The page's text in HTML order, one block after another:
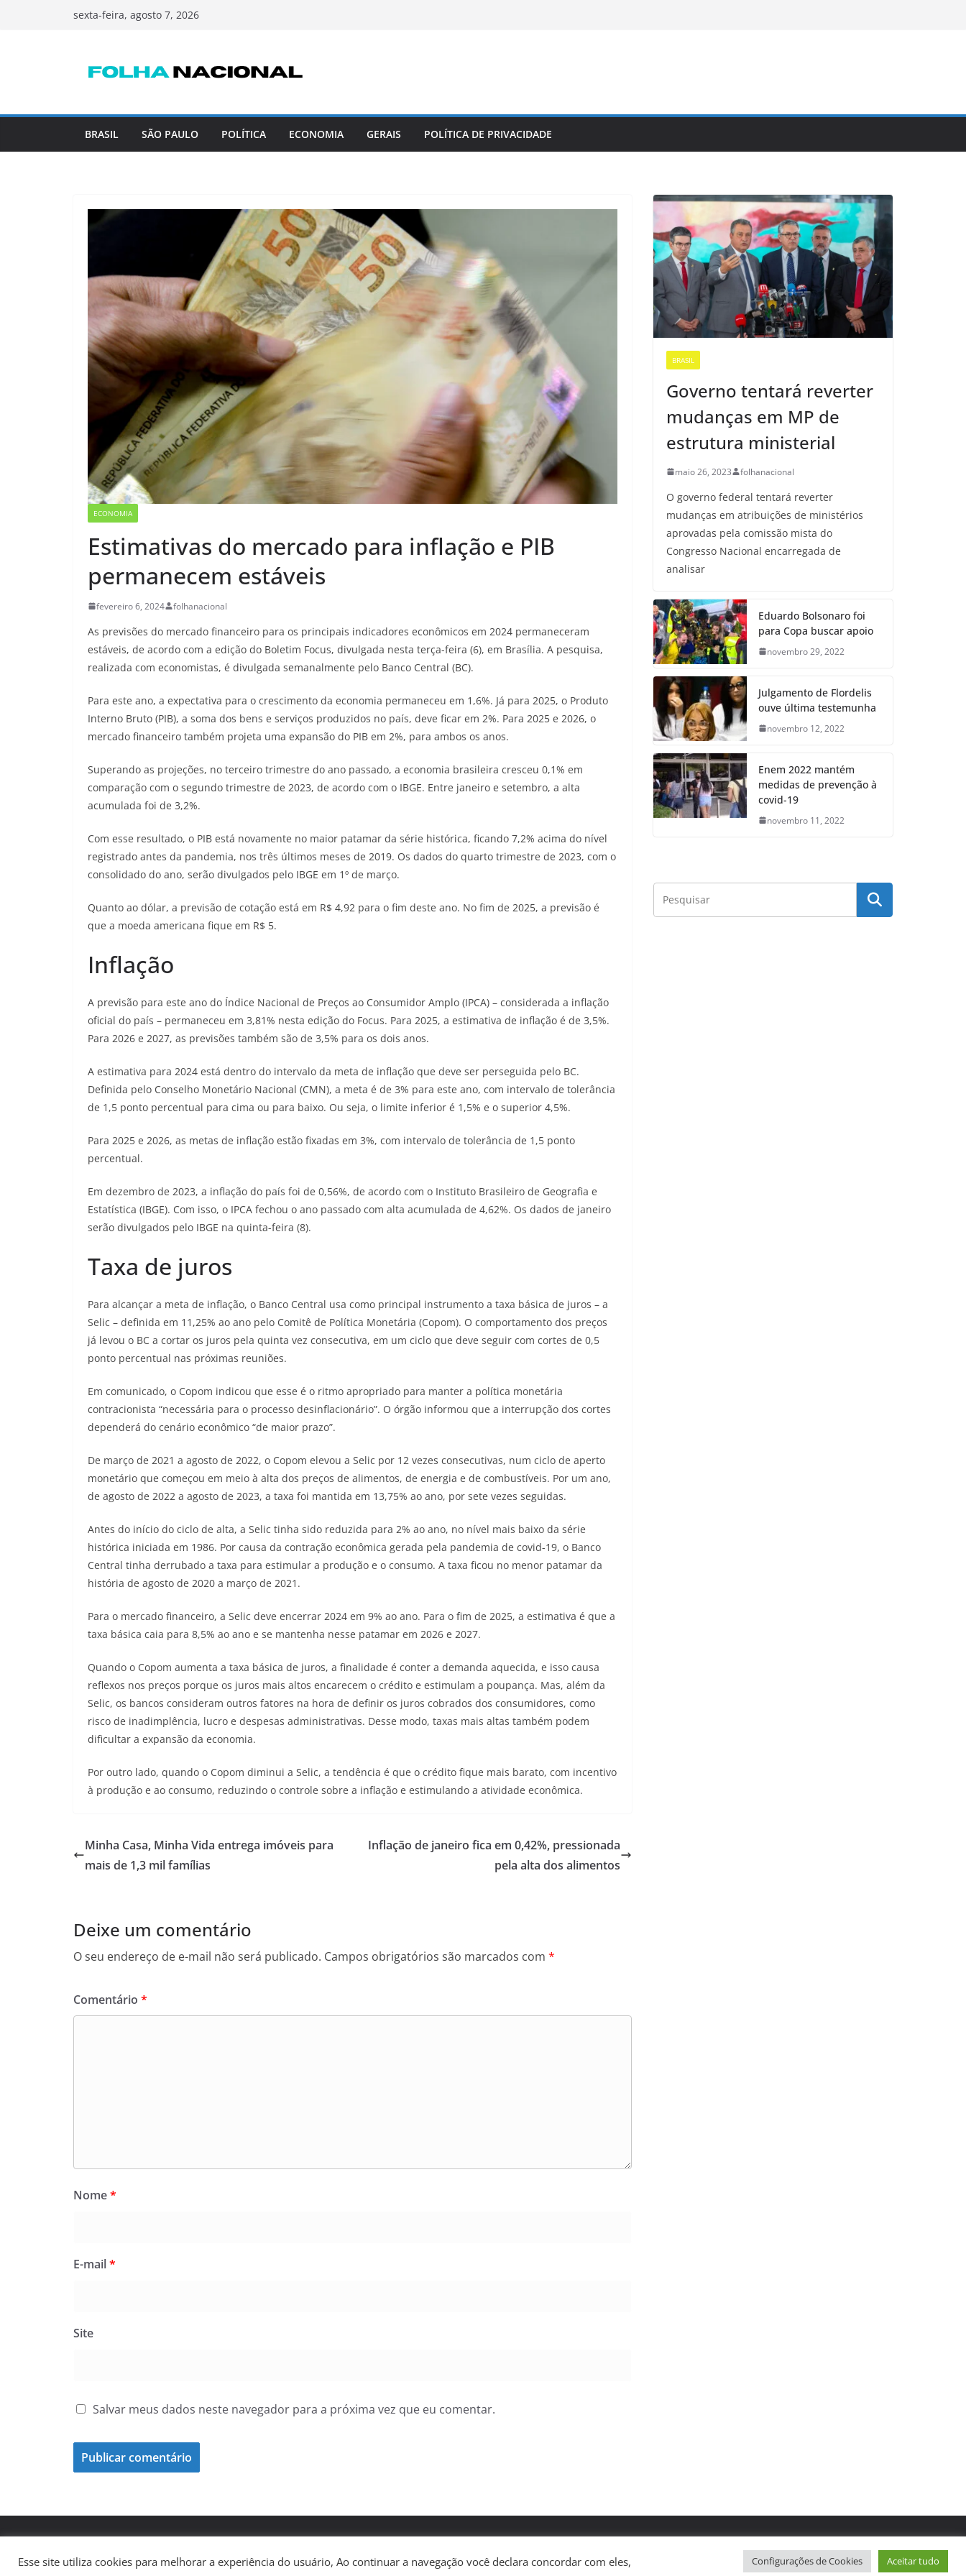
sexta-feira, agosto 7, 2026
BRASIL SÃO PAULO POLÍTICA ECONOMIA GERAIS POLÍTICA DE PRIVACIDADE
ECONOMIA
Estimativas do mercado para inflação e PIB
permanecem estáveis
fevereiro 6, 2024 folhanacional
As previsões do mercado financeiro para os principais indicadores econômicos em 2024 permaneceram
estáveis, de acordo com a edição do Boletim Focus, divulgada nesta terça-feira (6), em Brasília. A pesquisa,
realizada com economistas, é divulgada semanalmente pelo Banco Central (BC).
Para este ano, a expectativa para o crescimento da economia permaneceu em 1,6%. Já para 2025, o Produto
Interno Bruto (PIB), a soma dos bens e serviços produzidos no país, deve ficar em 2%. Para 2025 e 2026, o
mercado financeiro também projeta uma expansão do PIB em 2%, para ambos os anos.
Superando as projeções, no terceiro trimestre do ano passado, a economia brasileira cresceu 0,1% em
comparação com o segundo trimestre de 2023, de acordo com o IBGE. Entre janeiro e setembro, a alta
acumulada foi de 3,2%.
Com esse resultado, o PIB está novamente no maior patamar da série histórica, ficando 7,2% acima do nível
registrado antes da pandemia, nos três últimos meses de 2019. Os dados do quarto trimestre de 2023, com o
consolidado do ano, serão divulgados pelo IBGE em 1º de março.
Quanto ao dólar, a previsão de cotação está em R$ 4,92 para o fim deste ano. No fim de 2025, a previsão é
que a moeda americana fique em R$ 5.
Inflação
A previsão para este ano do Índice Nacional de Preços ao Consumidor Amplo (IPCA) – considerada a inflação
oficial do país – permaneceu em 3,81% nesta edição do Focus. Para 2025, a estimativa de inflação é de 3,5%.
Para 2026 e 2027, as previsões também são de 3,5% para os dois anos.
A estimativa para 2024 está dentro do intervalo da meta de inflação que deve ser perseguida pelo BC.
Definida pelo Conselho Monetário Nacional (CMN), a meta é de 3% para este ano, com intervalo de tolerância
de 1,5 ponto percentual para cima ou para baixo. Ou seja, o limite inferior é 1,5% e o superior 4,5%.
Para 2025 e 2026, as metas de inflação estão fixadas em 3%, com intervalo de tolerância de 1,5 ponto
percentual.
Em dezembro de 2023, a inflação do país foi de 0,56%, de acordo com o Instituto Brasileiro de Geografia e
Estatística (IBGE). Com isso, o IPCA fechou o ano passado com alta acumulada de 4,62%. Os dados de janeiro
serão divulgados pelo IBGE na quinta-feira (8).
Taxa de juros
Para alcançar a meta de inflação, o Banco Central usa como principal instrumento a taxa básica de juros – a
Selic – definida em 11,25% ao ano pelo Comitê de Política Monetária (Copom). O comportamento dos preços
já levou o BC a cortar os juros pela quinta vez consecutiva, em um ciclo que deve seguir com cortes de 0,5
ponto percentual nas próximas reuniões.
Em comunicado, o Copom indicou que esse é o ritmo apropriado para manter a política monetária
contracionista “necessária para o processo desinflacionário”. O órgão informou que a interrupção dos cortes
dependerá do cenário econômico “de maior prazo”.
De março de 2021 a agosto de 2022, o Copom elevou a Selic por 12 vezes consecutivas, num ciclo de aperto
monetário que começou em meio à alta dos preços de alimentos, de energia e de combustíveis. Por um ano,
de agosto de 2022 a agosto de 2023, a taxa foi mantida em 13,75% ao ano, por sete vezes seguidas.
Antes do início do ciclo de alta, a Selic tinha sido reduzida para 2% ao ano, no nível mais baixo da série
histórica iniciada em 1986. Por causa da contração econômica gerada pela pandemia de covid-19, o Banco
Central tinha derrubado a taxa para estimular a produção e o consumo. A taxa ficou no menor patamar da
história de agosto de 2020 a março de 2021.
Para o mercado financeiro, a Selic deve encerrar 2024 em 9% ao ano. Para o fim de 2025, a estimativa é que a
taxa básica caia para 8,5% ao ano e se mantenha nesse patamar em 2026 e 2027.
Quando o Copom aumenta a taxa básica de juros, a finalidade é conter a demanda aquecida, e isso causa
reflexos nos preços porque os juros mais altos encarecem o crédito e estimulam a poupança. Mas, além da
Selic, os bancos consideram outros fatores na hora de definir os juros cobrados dos consumidores, como
risco de inadimplência, lucro e despesas administrativas. Desse modo, taxas mais altas também podem
dificultar a expansão da economia.
Por outro lado, quando o Copom diminui a Selic, a tendência é que o crédito fique mais barato, com incentivo
à produção e ao consumo, reduzindo o controle sobre a inflação e estimulando a atividade econômica.
Minha Casa, Minha Vida entrega imóveis para
mais de 1,3 mil famílias
Inflação de janeiro fica em 0,42%, pressionada
pela alta dos alimentos
Deixe um comentário
O seu endereço de e-mail não será publicado. Campos obrigatórios são marcados com *
Comentário *
Nome*
E-mail*
Site
Salvar meus dados neste navegador para a próxima vez que eu comentar.
BRASIL
Governo tentará reverter
mudanças em MP de
estrutura ministerial
maio 26, 2023 folhanacional
O governo federal tentará reverter
mudanças em atribuições de ministérios
aprovadas pela comissão mista do
Congresso Nacional encarregada de
analisar
Eduardo Bolsonaro foi
para Copa buscar apoio
novembro 29, 2022
Julgamento de Flordelis
ouve última testemunha
novembro 12, 2022
Enem 2022 mantém
medidas de prevenção à
covid-19
novembro 11, 2022
Tema:ColorMagpor ThemeGrill. Powered by WordPress.
Esse site utiliza cookies para melhorar a experiência do usuário, Ao continuar a navegação você declara concordar com eles, Configurações de Cookies Aceitar tudo